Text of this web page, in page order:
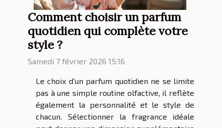
Comment choisir un parfum
quotidien qui complète votre
style ?
Samedi 7 février 2026 15:16
Le choix d’un parfum quotidien ne se limite
pas à une simple routine olfactive, il reflète
également la personnalité et le style de
chacun. Sélectionner la fragrance idéale